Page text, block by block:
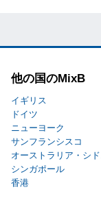
他の国のMixB
イギリス
ドイツ
ニューヨーク
サンフランシスコ
オーストラリア・シ
シンガポール
香港